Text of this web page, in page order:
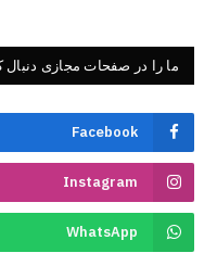
ما را در صفحات مجازی دنبال
Facebook
Instagram
WhatsApp